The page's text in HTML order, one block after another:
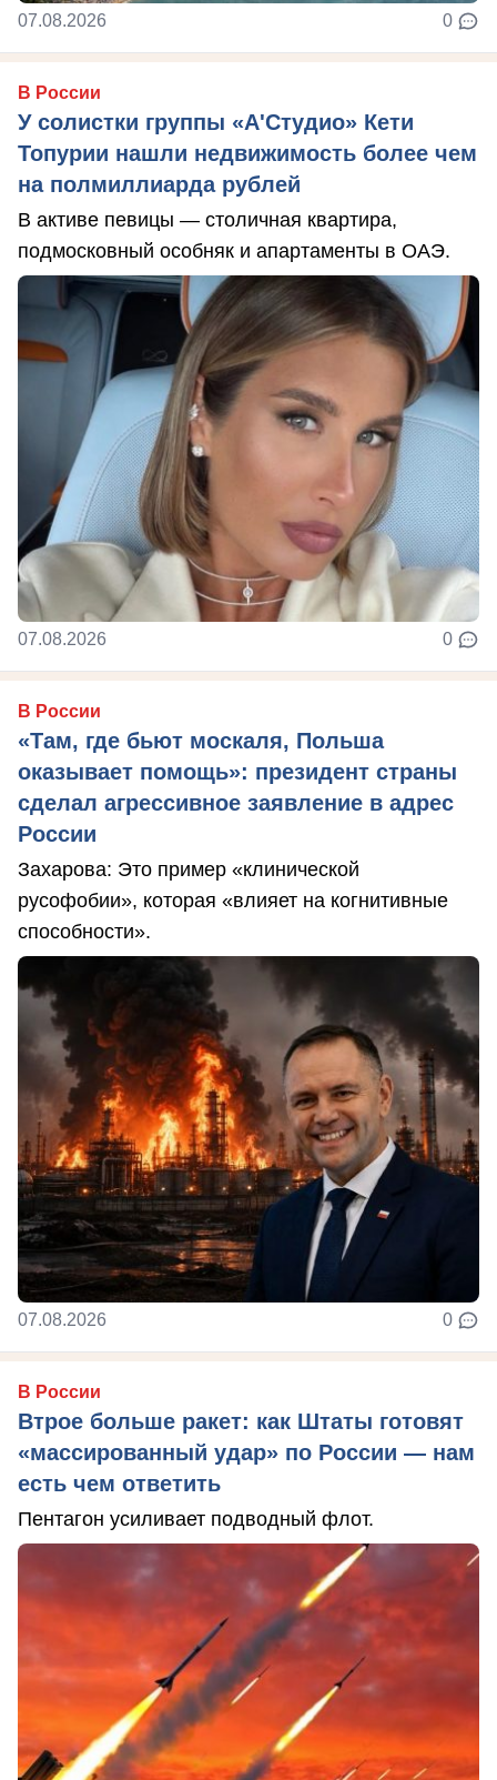
07.08.2026 0
В России
У солистки группы «А'Студио» Кети
Топурии нашли недвижимость более чем
на полмиллиарда рублей
В активе певицы — столичная квартира,
подмосковный особняк и апартаменты в ОАЭ.
07.08.2026 0
В России
«Там, где бьют москаля, Польша
оказывает помощь»: президент страны
сделал агрессивное заявление в адрес
России
Захарова: Это пример «клинической
русофобии», которая «влияет на когнитивные
способности».
07.08.2026 0
В России
Втрое больше ракет: как Штаты готовят
«массированный удар» по России — нам
есть чем ответить
Пентагон усиливает подводный флот.